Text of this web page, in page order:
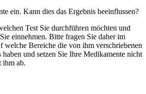
ein. Kann dies das Ergebnis beeinflussen?
Test Sie durchführen möchten und
einnehmen. Bitte fragen Sie daher im
welche Bereiche die von ihm verschriebenen
und setzen Sie Ihre Medikamente nicht
ihm ab.